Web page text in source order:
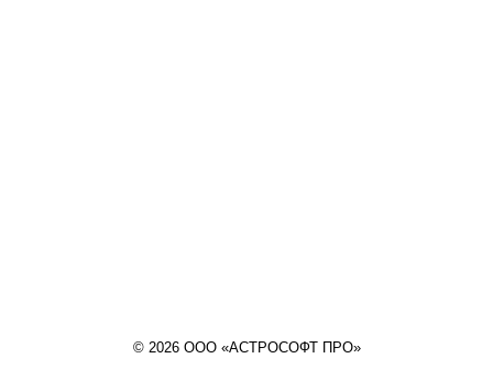
© 2026 ООО «АСТРОСОФТ ПРО»